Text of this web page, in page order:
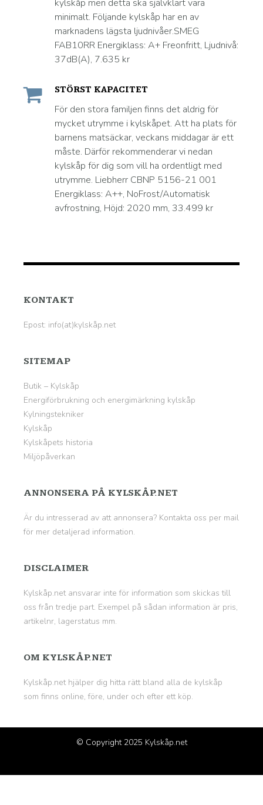
kylskåp men detta ska självklart vara
minimalt. Följande kylskåp har en av
marknadens lägsta ljudnivåer.SMEG
FAB10RR Energiklass: A+ Freonfritt, Ljudnivå:
37dB(A), 7.635 kr
STÖRST KAPACITET
För den stora familjen finns det aldrig för
mycket utrymme i kylskåpet. Att ha plats för
barnens matsäckar, veckans middagar är ett
måste. Därför rekommenderar vi nedan
kylskåp för dig som vill ha ordentligt med
utrymme. Liebherr CBNP 5156-21 001
Energiklass: A++, NoFrost/Automatisk
avfrostning, Höjd: 2020 mm, 33.499 kr
KONTAKT
Epost: info(at)kylskåp.net
SITEMAP
Butik – Kylskåp
Energiförbrukning och energimärkning kylskåp
Kylningstekniker
Kylskåp
Kylskåpets historia
Miljöpåverkan
ANNONSERA PÅ KYLSKÅP.NET
Är du intresserad av att annonsera? Kontakta oss per mail
för mer detaljerad information.
DISCLAIMER
Kylskåp.net ansvarar inte för information som skickas till
oss från tredje part. Exempel på sådan information är pris,
artikelnr, lagerstatus mm.
OM KYLSKÅP.NET
Kylskåp.net hjälper dig hitta rätt bland alla de kylskåp
som finns online, före, under och efter ett köp.
© Copyright 2025 Kylskåp.net